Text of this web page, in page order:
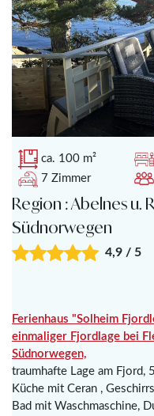
ca. 100 m²
7 Zimmer
Region : Abelnes u.
Südnorwegen
4,9 / 5
Ferienhaus "Solheim
einmaliger Fjordlage bei
Südnorwegen,
traumhafte Lage am Fjord,
Küche mit Ceran ,
Bad mit Waschmaschine,